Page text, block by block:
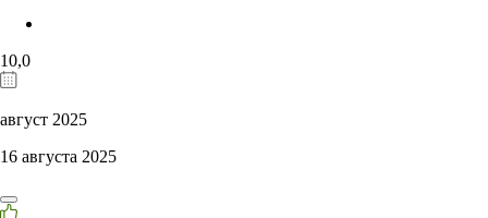
10,0
август 2025
16 августа 2025